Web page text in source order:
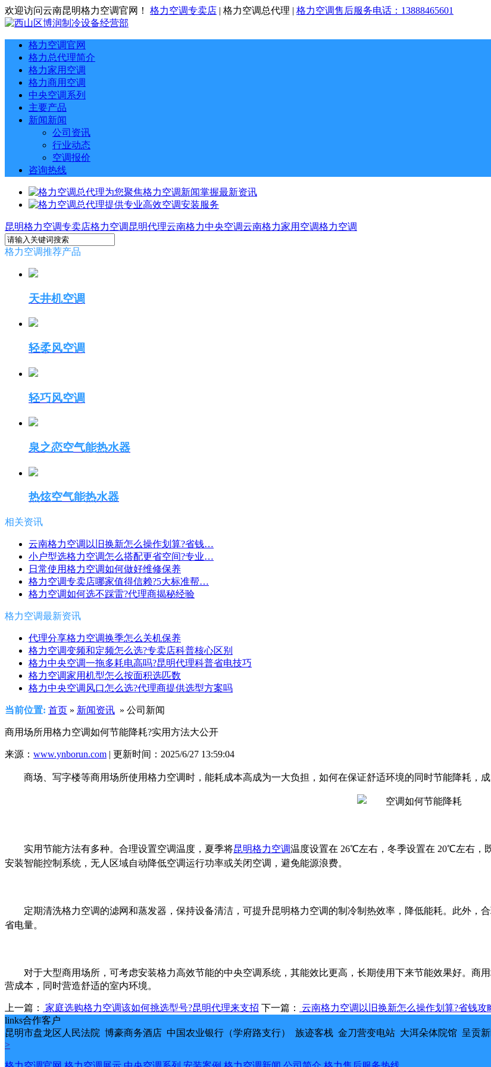
欢迎访问云南昆明格力空调官网！ 格力空调专卖店 | 格力空调总代理 | 格力空调售后服务电话：13888465601
格力空调官网
格力总代理简介
格力家用空调
格力商用空调
中央空调系列
主要产品
新闻新闻
公司资讯
行业动态
空调报价
咨询热线
昆明格力空调专卖店格力空调昆明代理云南格力中央空调云南格力家用空调格力空调
格力空调推荐产品
天井机空调
轻柔风空调
轻巧风空调
泉之恋空气能热水器
热炫空气能热水器
相关资讯
云南格力空调以旧换新怎么操作划算?省钱…
小户型选格力空调怎么搭配更省空间?专业…
日常使用格力空调如何做好维修保养
格力空调专卖店哪家值得信赖?5大标准帮…
格力空调如何选不踩雷?代理商揭秘经验
格力空调最新资讯
代理分享格力空调换季怎么关机保养
格力空调变频和定频怎么选?专卖店科普核心区别
格力中央空调一拖多耗电高吗?昆明代理科普省电技巧
格力空调家用机型怎么按面积选匹数
格力中央空调风口怎么选?代理商提供选型方案吗
当前位置: 首页 » 新闻资讯 » 公司新闻
商用场所用格力空调如何节能降耗?实用方法大公开
来源： www.ynborun.com | 更新时间：2025/6/27 13:59:04
商场、写字楼等商用场所使用格力空调时，能耗成本高成为一大负担，如何在保证舒适环境的同时节能降耗，成
实用节能方法有多种。合理设置空调温度，夏季将昆明格力空调温度设置在 26℃左右，冬季设置在 20℃左右，
安装智能控制系统，无人区域自动降低空调运行功率或关闭空调，避免能源浪费。
定期清洗格力空调的滤网和蒸发器，保持设备清洁，可提升昆明格力空调的制冷制热效率，降低能耗。此外，
省电量。
对于大型商用场所，可考虑安装格力高效节能的中央空调系统，其能效比更高，长期使用下来节能效果好。 商
营成本，同时营造舒适的室内环境。
上一篇： 家庭选购格力空调该如何挑选型号?昆明代理来支招 下一篇：
云南格力空调以旧换新怎么操作划算?省钱攻
links合作客户
昆明市盘龙区人民法院 博豪商务酒店 中国农业银行（学府路支行） 族迹客栈 金刀营变电站 大洱朵体院馆 呈贡
>